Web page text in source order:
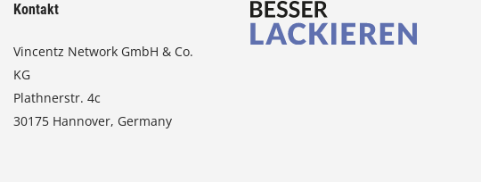
Kontakt
Vincentz Network GmbH & Co.
KG
Plathnerstr. 4c
30175 Hannover, Germany